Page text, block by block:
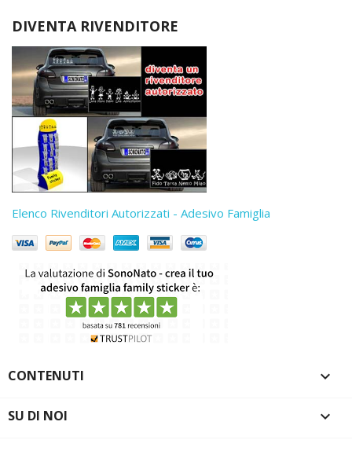
DIVENTA RIVENDITORE
Elenco Rivenditori Autorizzati - Adesivo Famiglia
CONTENUTI 
SU DI NOI 